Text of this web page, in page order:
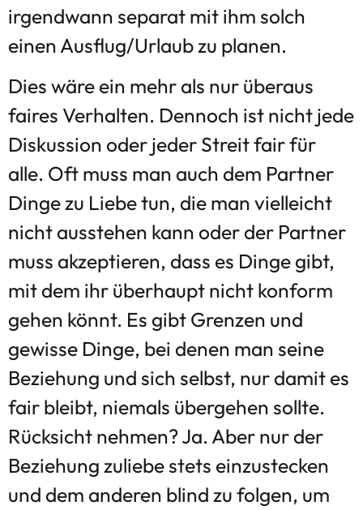
irgendwann separat mit ihm solch
einen Ausflug/Urlaub zu planen.
Dies wäre ein mehr als nur überaus
faires Verhalten. Dennoch ist nicht jede
Diskussion oder jeder Streit fair für
alle. Oft muss man auch dem Partner
Dinge zu Liebe tun, die man vielleicht
nicht ausstehen kann oder der Partner
muss akzeptieren, dass es Dinge gibt,
mit dem ihr überhaupt nicht konform
gehen könnt. Es gibt Grenzen und
gewisse Dinge, bei denen man seine
Beziehung und sich selbst, nur damit es
fair bleibt, niemals übergehen sollte.
Rücksicht nehmen? Ja. Aber nur der
Beziehung zuliebe stets einzustecken
und dem anderen blind zu folgen, um